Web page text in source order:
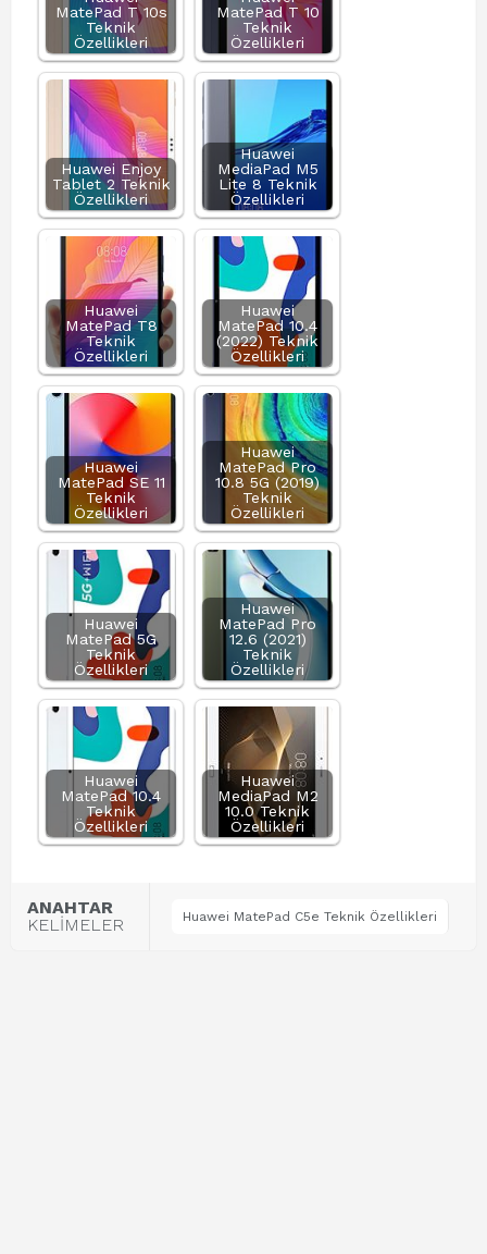
MatePad T 10s
Teknik
Özellikleri
MatePad T 10
Teknik
Özellikleri
Huawei Enjoy
Tablet 2 Teknik
Özellikleri
Huawei
MediaPad M5
Lite 8 Teknik
Özellikleri
Huawei
MatePad T8
Teknik
Özellikleri
Huawei
MatePad 10.4
(2022) Teknik
Özellikleri
Huawei
MatePad SE 11
Teknik
Özellikleri
Huawei
MatePad Pro
10.8 5G (2019)
Teknik
Özellikleri
Huawei
MatePad 5G
Teknik
Özellikleri
Huawei
MatePad Pro
12.6 (2021)
Teknik
Özellikleri
Huawei
MatePad 10.4
Teknik
Özellikleri
Huawei
MediaPad M2
10.0 Teknik
Özellikleri
ANAHTAR
KELİMELER
Huawei MatePad C5e Teknik Özellikleri